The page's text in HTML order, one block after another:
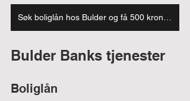
Bulder Banks tjenester
Boliglån